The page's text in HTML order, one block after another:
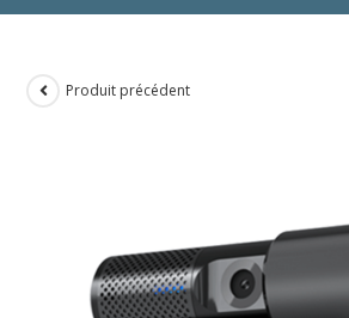
Produit précédent